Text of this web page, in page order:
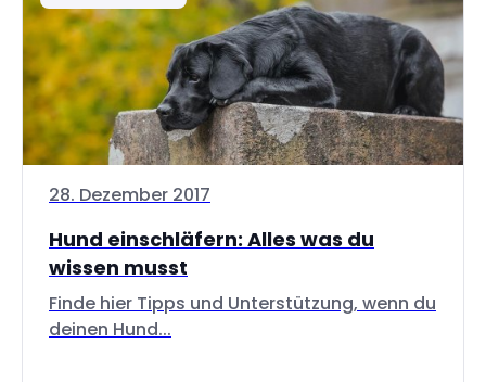
28. Dezember 2017
Hund einschläfern: Alles was du
wissen musst
Finde hier Tipps und Unterstützung, wenn du
deinen Hund...